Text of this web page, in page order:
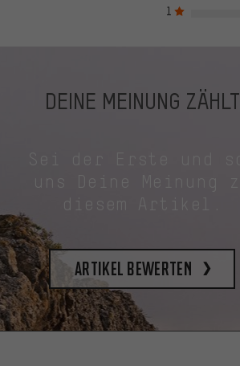
1
DEINE MEINUNG ZÄHLT
diesem Artikel.
Artikel bewerten